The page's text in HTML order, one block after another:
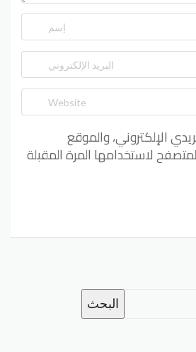
الإلكتروني، والموقع
لاستخدامها المرة المقبلة
البحث